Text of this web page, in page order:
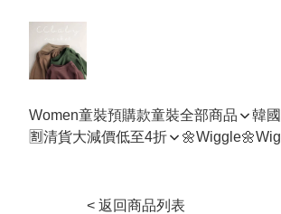
Women童裝預購款童裝全部商品 韓
🈹清貨大減價低至4折
< 返回商品列表